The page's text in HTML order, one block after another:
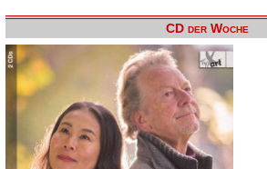
CD der Woche